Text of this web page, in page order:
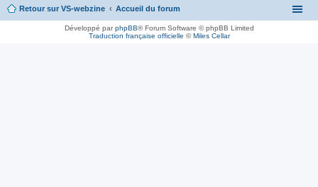
Retour sur VS-webzine Accueil du forum
Développé parphpBB® Forum Software © phpBB Limited
Traduction française officielle ©Miles Cellar